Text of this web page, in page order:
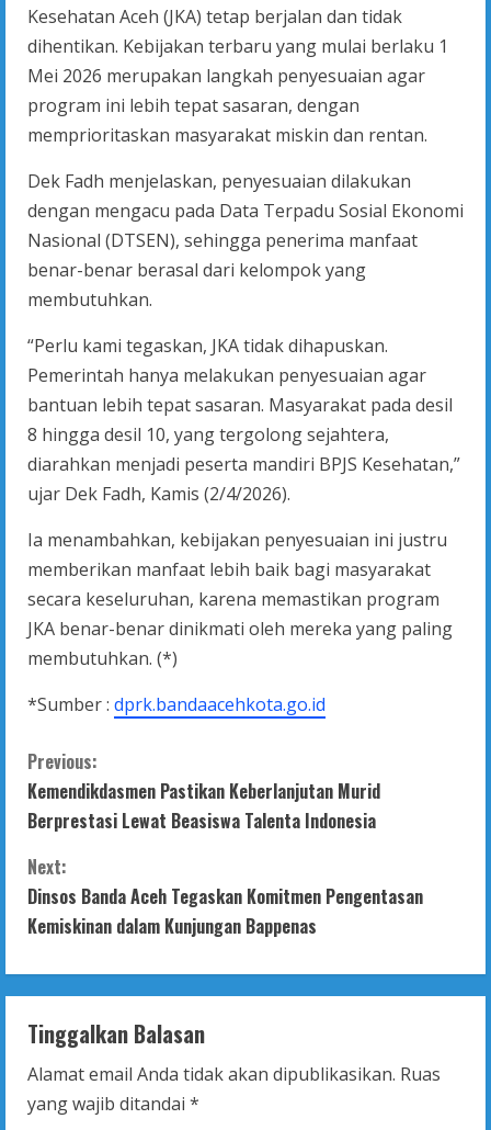
Kesehatan Aceh (JKA) tetap berjalan dan tidak
dihentikan. Kebijakan terbaru yang mulai berlaku 1
Mei 2026 merupakan langkah penyesuaian agar
program ini lebih tepat sasaran, dengan
memprioritaskan masyarakat miskin dan rentan.
Dek Fadh menjelaskan, penyesuaian dilakukan
dengan mengacu pada Data Terpadu Sosial Ekonomi
Nasional (DTSEN), sehingga penerima manfaat
benar-benar berasal dari kelompok yang
membutuhkan.
“Perlu kami tegaskan, JKA tidak dihapuskan.
Pemerintah hanya melakukan penyesuaian agar
bantuan lebih tepat sasaran. Masyarakat pada desil
8 hingga desil 10, yang tergolong sejahtera,
diarahkan menjadi peserta mandiri BPJS Kesehatan,”
ujar Dek Fadh, Kamis (2/4/2026).
Ia menambahkan, kebijakan penyesuaian ini justru
memberikan manfaat lebih baik bagi masyarakat
secara keseluruhan, karena memastikan program
JKA benar-benar dinikmati oleh mereka yang paling
membutuhkan. (*)
*Sumber : dprk.bandaacehkota.go.id
C
o
n
t
n
u
e
Previous:
Kemendikdasmen Pastikan Keberlanjutan Murid
Berprestasi Lewat Beasiswa Talenta Indonesia
Next:
Dinsos Banda Aceh Tegaskan Komitmen Pengentasan
Kemiskinan dalam Kunjungan Bappenas
Tinggalkan Balasan
Alamat email Anda tidak akan dipublikasikan. Ruas
yang wajib ditandai *